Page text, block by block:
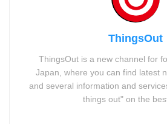
ThingsOut
ThingsOut is a new channel for
Japan, where you can find latest
and several information and
things out" on the